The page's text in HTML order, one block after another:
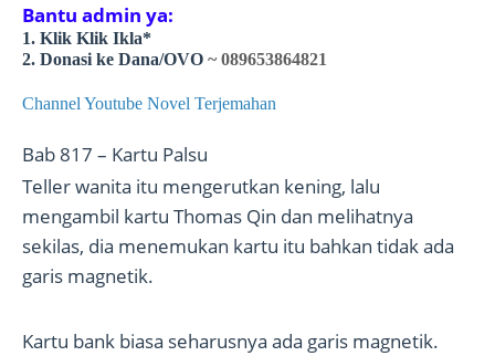
Bantu admin ya:
1. Klik Klik Ikla*
2. Donasi ke Dana/OVO ~ 089653864821
Channel Youtube Novel Terjemahan
Bab 817 – Kartu Palsu
Teller wanita itu mengerutkan kening, lalu
mengambil kartu Thomas Qin dan melihatnya
sekilas, dia menemukan kartu itu bahkan tidak ada
garis magnetik.
Kartu bank biasa seharusnya ada garis magnetik.